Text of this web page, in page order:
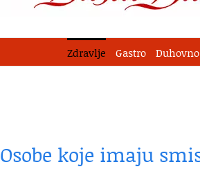
Zdravlje Gastro
Osobe koje imaju